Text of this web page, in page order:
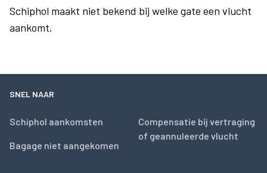
Schiphol maakt niet bekend bij welke gate een vlucht
aankomt.
SNEL NAAR
Schiphol aankomsten
Bagage niet aangekomen
Compensatie bij vertraging
of geannuleerde vlucht